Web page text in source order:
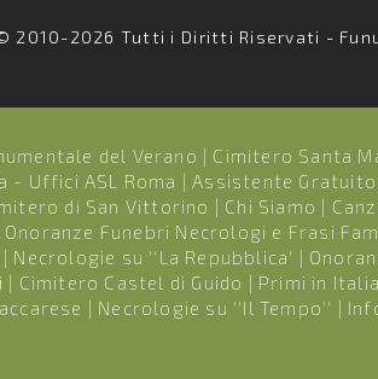
2010-2026 Tutti i Diritti Riservati -
del Verano | Cimitero Santa
- Uffici ASL Roma |Assistente
di San Vittorino | Chi Siamo |
Onoranze Funebri Necrologi e Frasi
| Necrologie su ''La Repubblica' |
| Cimitero Castel di Guido | Primi in Italia
| Necrologie su ''Il Tempo'' |